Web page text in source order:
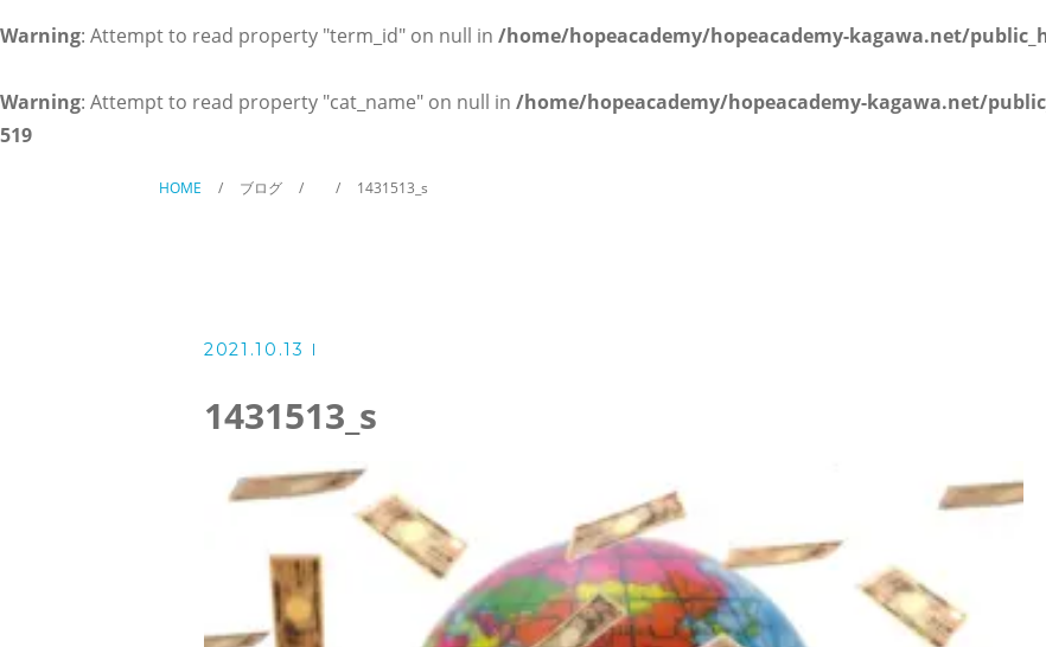
よくある質問
アクセス
当塾からのお知らせ
お問い合わせ
Warning: Attempt to read property "term_id" on null in /home/hopeacademy/hopeacademy-kagawa.net/
Warning: Attempt to read property "cat_name" on null in /home/hopeacademy/hopeacademy-kagawa.net/
519
HOME ブログ 1431513_s
2021.10.13
1431513_s